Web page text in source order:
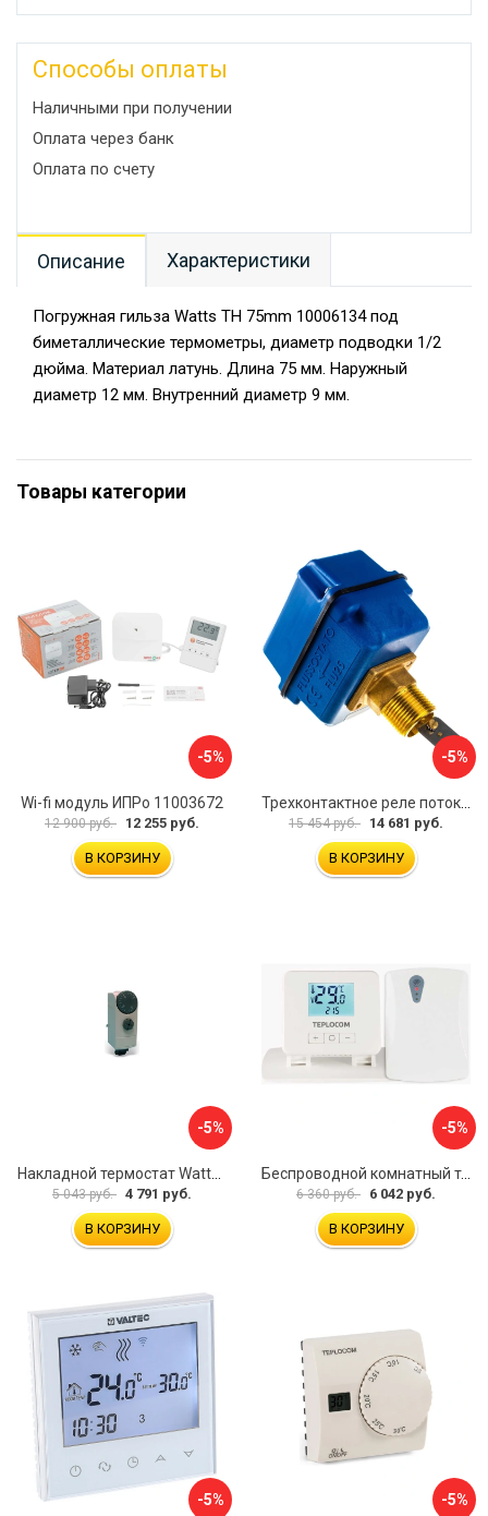
Способы оплаты
Наличными при получении
Оплата через банк
Оплата по счету
Описание Характеристики
Погружная гильза Watts TH 75mm 10006134 под
биметаллические термометры, диаметр подводки 1/2
дюйма. Материал латунь. Длина 75 мм. Наружный
диаметр 12 мм. Внутренний диаметр 9 мм.
Товары категории
-5%
Wi-fi модуль ИПРо 11003672
12 900 руб. 12 255 руб.
В КОРЗИНУ
-5%
15 454 руб. 14 681 руб.
В КОРЗИНУ
-5%
Накладной термостат Watts WTC 10025518
5 043 руб. 4 791 руб.
В КОРЗИНУ
-5%
Беспроводной комнатный термостат TEPLOCOM TEPLOCOM TS-2AA/3A-RF 914
6 360 руб. 6 042 руб.
В КОРЗИНУ
-5% -5%